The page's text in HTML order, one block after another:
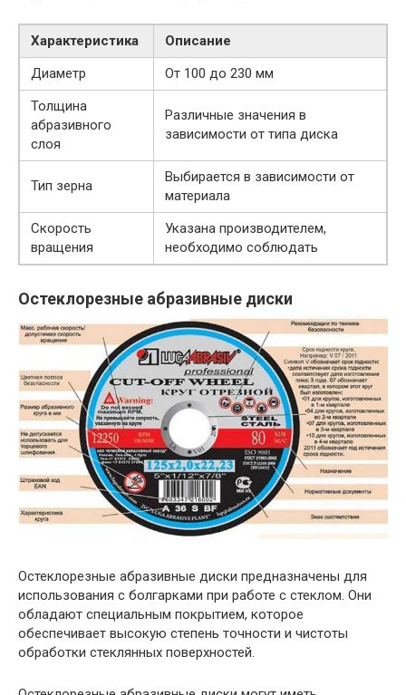
Характеристика
Описание
Диаметр
От 100 до 230 мм
Толщина
абразивного
слоя
Различные значения в
зависимости от типа диска
Тип зерна
Выбирается в зависимости от
материала
Скорость
вращения
Указана производителем,
необходимо соблюдать
Остеклорезные абразивные диски
Остеклорезные абразивные диски предназначены для
использования с болгарками при работе с стеклом. Они
обладают специальным покрытием, которое
обеспечивает высокую степень точности и чистоты
обработки стеклянных поверхностей.